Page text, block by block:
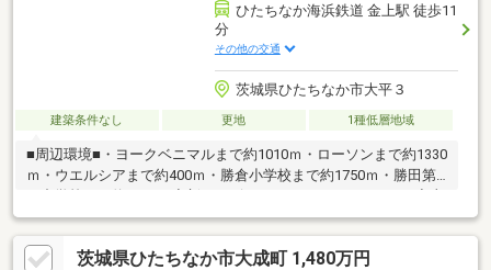
ひたちなか海浜鉄道 金上駅 徒歩11
分
その他の交通
茨城県ひたちなか市大平３
建築条件なし 更地 1種低層地域
■周辺環境■・ヨークベニマルまで約1010ｍ・ローソンまで約1330
ｍ・ウエルシアまで約400ｍ・勝倉小学校まで約1750ｍ・勝田第
地探しと同時に、お客様が気になるハウスメーカーや建築業者様
を無料でご相談いただけます！また当社にて建築担当営業様もご
紹介いたします！お気軽にご相談ください♪
茨城県ひたちなか市大成町 1,480万円